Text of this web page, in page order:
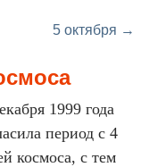
5 октября →
1999 года
период с 4
космоса, с тем